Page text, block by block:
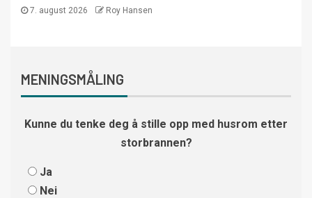
7. august 2026 Roy Hansen
MENINGSMÅLING
Kunne du tenke deg å stille opp med husrom etter
storbrannen?
Ja
Nei